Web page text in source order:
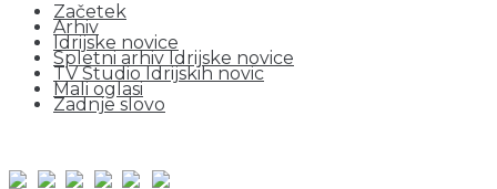
Začetek
Arhiv
Idrijske novice
Spletni arhiv Idrijske novice
TV Studio Idrijskih novic
Mali oglasi
Zadnje slovo